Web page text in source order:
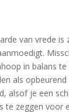
van vrede is
in balans te
als opbeurend
alsof je een
te zeggen voor